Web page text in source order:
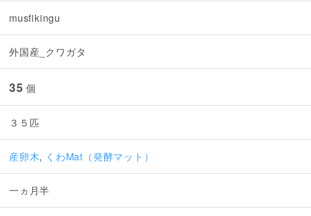
musfikingu
外国産_クワガタ
35 個
３５匹
産卵木, くわMat（発酵マット）
一ヵ月半